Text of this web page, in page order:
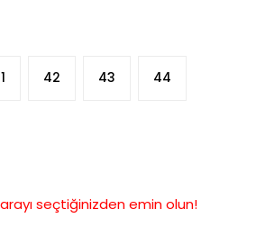
42 43 44
seçtiğinizden emin olun!